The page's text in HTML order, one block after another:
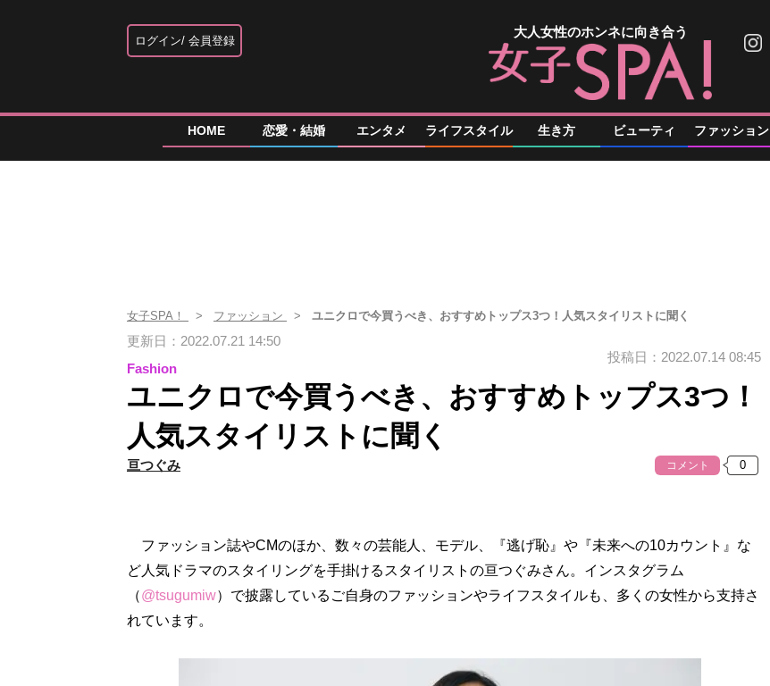
ログイン 会員登録
大人女性のホンネに向き合う
HOME 恋愛・結婚 エンタメ ライフスタイル 生き方 ビューティ ファッション
女子SPA！ ファッション ユニクロで今買うべき、おすすめトップス3つ！人気スタイリストに聞く
更新日：2022.07.21 14:50
Fashion
投稿日：2022.07.14 08:45
ユニクロで今買うべき、おすすめトップス3つ！
人気スタイリストに聞く
亘つぐみ コメント
ファッション誌やCMのほか、数々の芸能人、モデル、『逃げ恥』や『未来への10カウント』な
ど人気ドラマのスタイリングを手掛けるスタイリストの亘つぐみさん。インスタグラム
（@tsugumiw）で披露しているご自身のファッションやライフスタイルも、多くの女性から支持さ
れています。